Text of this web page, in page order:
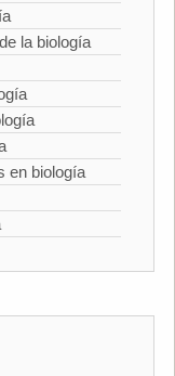
la biología
en biología